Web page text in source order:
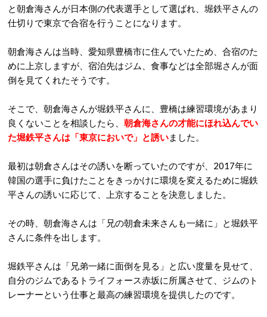
と朝倉海さんが日本側の代表選手として選ばれ、堀鉄平さんの
仕切りで東京で合宿を行うことになります。
朝倉海さんは当時、愛知県豊橋市に住んでいたため、合宿のた
めに上京しますが、宿泊先はジム、食事などは全部堀さんが面
倒を見てくれたそうです。
そこで、朝倉海さんが堀鉄平さんに、豊橋は練習環境があまり
良くないことを相談したら、 朝倉海さんの才能にほれ込んでい
た堀鉄平さんは「東京においで」と誘いました。
最初は朝倉さんはその誘いを断っていたのですが、2017年に
韓国の選手に負けたことをきっかけに環境を変えるために堀鉄
平さんの誘いに応じて、上京することを決意しました。
その時、朝倉海さんは「兄の朝倉未来さんも一緒に」と堀鉄平
さんに条件を出します。
堀鉄平さんは「兄弟一緒に面倒を見る」と広い度量を見せて、
自分のジムであるトライフォース赤坂に所属させて、ジムのト
レーナーという仕事と最高の練習環境を提供したのです。